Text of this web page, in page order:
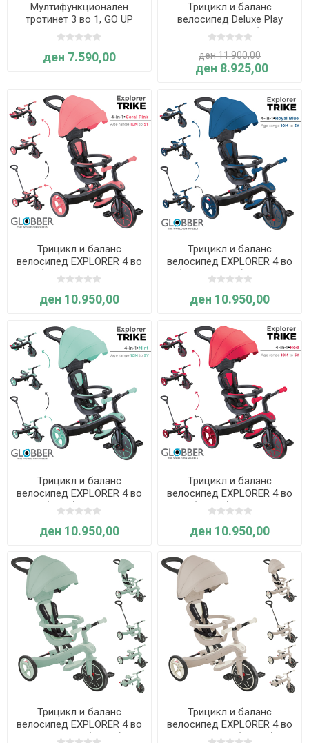
Мултифункционален
тротинет 3 во 1, GO UP
Active Lights 360°,
склоплив (Син) - Globber
ден 7.590,00
Трицикл и баланс
велосипед Deluxe Play
EXPLORER 4 во 1 (црно-
сив) - Globber
ден 11.900,00
ден 8.925,00
Трицикл и баланс
велосипед EXPLORER 4 во
1 (Корално розов) -
ден 10.950,00
Трицикл и баланс
велосипед EXPLORER 4 во
1 (Кралско син) - Globber
ден 10.950,00
Трицикл и баланс
велосипед EXPLORER 4 во
1 (Минт) - Globber
ден 10.950,00
Трицикл и баланс
велосипед EXPLORER 4 во
1 (Црвен) - Globber
ден 10.950,00
Трицикл и баланс
велосипед EXPLORER 4 во
1 ECOLOGIC (Зелен) -
Трицикл и баланс
велосипед EXPLORER 4 во
1 ECOLOGIC (Кокос) -